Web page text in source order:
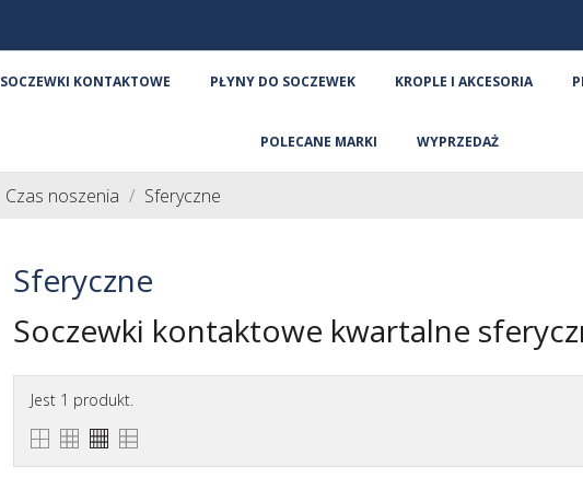
SOCZEWKI KONTAKTOWE
PŁYNY DO SOCZEWEK KROPLE I AKCESORIA
POLECANE MARKI WYPRZEDAŻ
Czas noszenia Sferyczne
Sferyczne
Soczewki kontaktowe kwartalne
Jest 1 produkt.